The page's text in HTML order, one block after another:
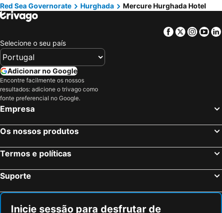
Red Sea Governorate
Hurghada Mercure Hurghada Hotel
Facebook
Twitter
Selecione o seu país
Adicionar no Google
Encontre facilmente os nossos
resultados: adicione o trivago como
fonte preferencial no Google.
Empresa
Os nossos produtos
Termos e políticas
Suporte
Inicie sessão para desfrutar de